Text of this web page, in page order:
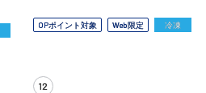
OPポイント対象 Web限定 冷凍
12